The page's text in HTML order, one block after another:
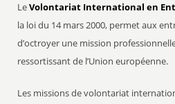
LeVolontariat International en
la loi du 14 mars 2000, permet aux
d’octroyer une mission
ressortissant de l’Union européenne.
Les missions de volontariat